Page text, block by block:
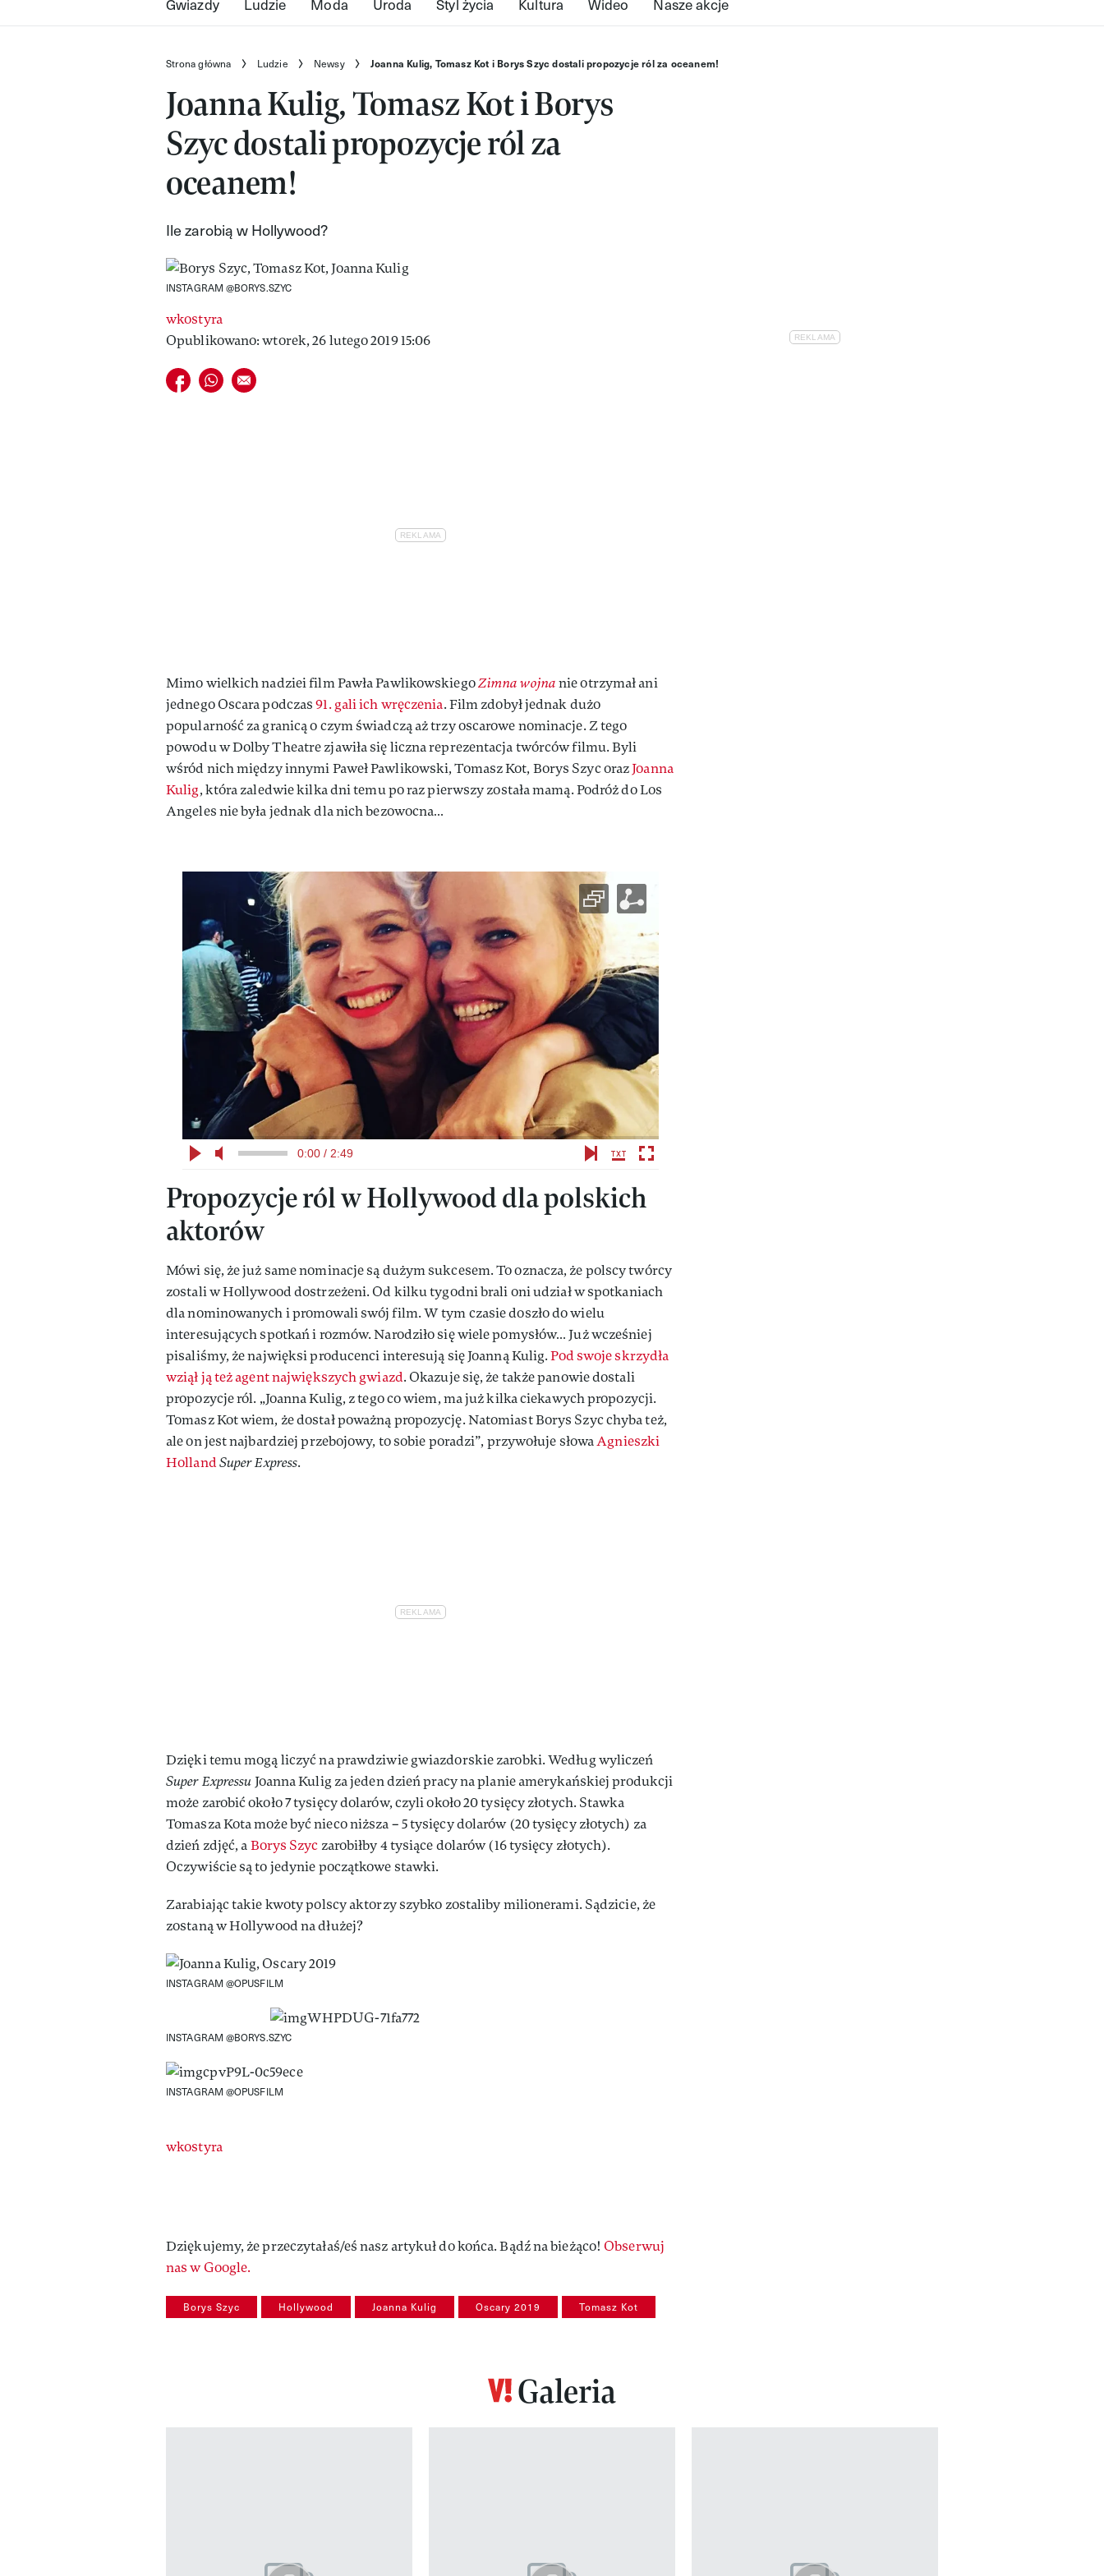
Strona główna Ludzie Newsy Joanna Kulig, Tomasz Kot i Borys Szyc dostali propozycje ról za oceanem!
Joanna Kulig, Tomasz Kot i Borys
Szyc dostali propozycje ról za
oceanem!
Ile zarobią w Hollywood?
INSTAGRAM @BORYS.SZYC
wkostyra
Opublikowano: wtorek, 26 lutego 2019 15:06
Udostępnij na facebook
Udostępnij na whatsapp
E-mail do przyjaciela
Mimo wielkich nadziei film Pawła PawlikowskiegoZimna wojnanie otrzymał ani
jednego Oscara podczas91. gali ich wręczenia. Film zdobył jednak dużo
popularność za granicą o czym świadczą aż trzy oscarowe nominacje. Z tego
powodu w Dolby Theatre zjawiła się liczna reprezentacja twórców filmu. Byli
wśród nich między innymi Paweł Pawlikowski, Tomasz Kot, Borys Szyc orazJoanna
Kulig, która zaledwie kilka dni temu po raz pierwszy została mamą. Podróż do Los
Angeles nie była jednak dla nich bezowocna…
0:00 / 2:49
Propozycje ról w Hollywood dla polskich
aktorów
Mówi się, że już same nominacje są dużym sukcesem. To oznacza, że polscy twórcy
zostali w Hollywood dostrzeżeni. Od kilku tygodni brali oni udział w spotkaniach
dla nominowanych i promowali swój film. W tym czasie doszło do wielu
interesujących spotkań i rozmów. Narodziło się wiele pomysłów… Już wcześniej
pisaliśmy, że najwięksi producenci interesują się Joanną Kulig.Pod swoje skrzydła
wziął ją też agent największych gwiazd. Okazuje się, że także panowie dostali
propozycje ról. „Joanna Kulig, z tego co wiem, ma już kilka ciekawych propozycji.
Tomasz Kot wiem, że dostał poważną propozycję. Natomiast Borys Szyc chyba też,
ale on jest najbardziej przebojowy, to sobie poradzi”, przywołuje słowaAgnieszki
HollandSuper Express.
Dzięki temu mogą liczyć na prawdziwie gwiazdorskie zarobki. Według wyliczeń
Super Expressu Joanna Kulig za jeden dzień pracy na planie amerykańskiej produkcji
może zarobić około 7 tysięcy dolarów, czyli około 20 tysięcy złotych. Stawka
Tomasza Kota może być nieco niższa – 5 tysięcy dolarów (20 tysięcy złotych) za
dzień zdjęć, aBorys Szyc zarobiłby 4 tysiące dolarów (16 tysięcy złotych).
Oczywiście są to jedynie początkowe stawki.
Zarabiając takie kwoty polscy aktorzy szybko zostaliby milionerami. Sądzicie, że
zostaną w Hollywood na dłużej?
INSTAGRAM @OPUSFILM
INSTAGRAM @BORYS.SZYC
INSTAGRAM @OPUSFILM
Authors
wkostyra
Dziękujemy, że przeczytałaś/eś nasz artykuł do końca. Bądź na bieżąco!Obserwuj
nas w Google.
Borys Szyc Hollywood Joanna Kulig Oscary 2019 Tomasz Kot
Galeria